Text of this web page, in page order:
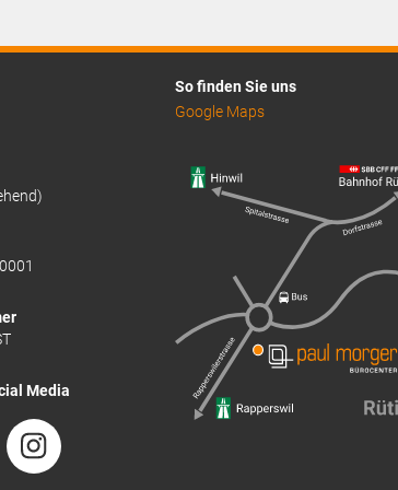
Media
So finden Sie uns
Google Maps